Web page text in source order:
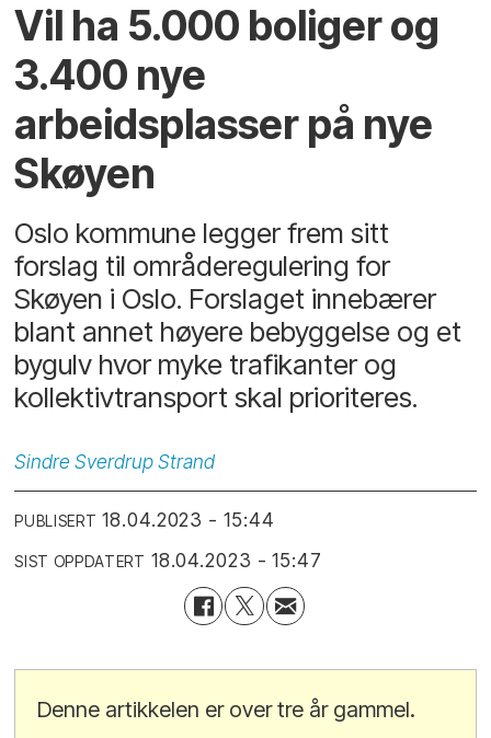
Vil ha 5.000 boliger og
3.400 nye
arbeidsplasser på nye
Skøyen
Oslo kommune legger frem sitt
forslag til områderegulering for
Skøyen i Oslo. Forslaget innebærer
blant annet høyere bebyggelse og et
bygulv hvor myke trafikanter og
kollektivtransport skal prioriteres.
Sindre Sverdrup Strand
PUBLISERT 18.04.2023 - 15:44
SIST OPPDATERT 18.04.2023 - 15:47
Denne artikkelen er over tre år gammel.